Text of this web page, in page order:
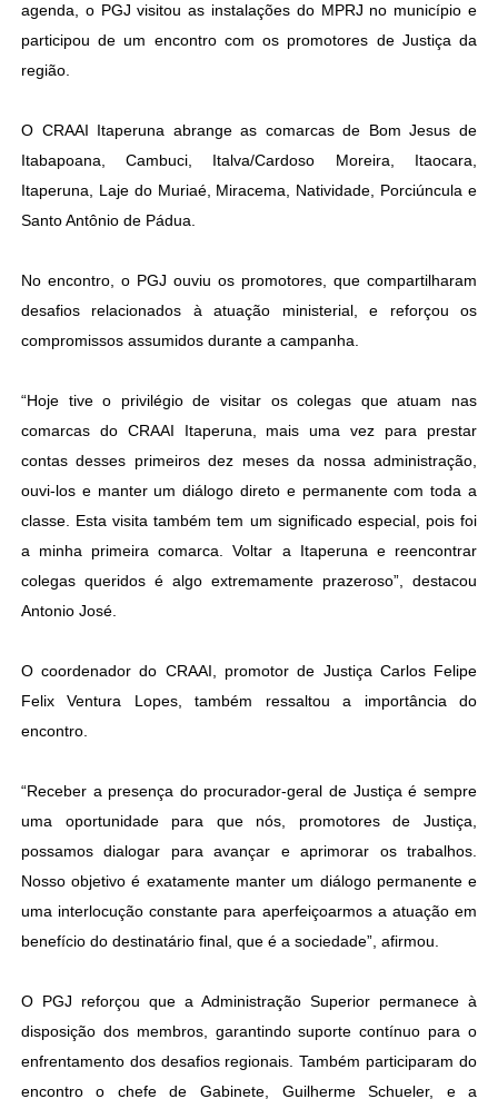
agenda, o PGJ visitou as instalações do MPRJ no município e
participou de um encontro com os promotores de Justiça da
região.
O CRAAI Itaperuna abrange as comarcas de Bom Jesus de
Itabapoana, Cambuci, Italva/Cardoso Moreira, Itaocara,
Itaperuna, Laje do Muriaé, Miracema, Natividade, Porciúncula e
Santo Antônio de Pádua.
No encontro, o PGJ ouviu os promotores, que compartilharam
desafios relacionados à atuação ministerial, e reforçou os
compromissos assumidos durante a campanha.
“Hoje tive o privilégio de visitar os colegas que atuam nas
comarcas do CRAAI Itaperuna, mais uma vez para prestar
contas desses primeiros dez meses da nossa administração,
ouvi-los e manter um diálogo direto e permanente com toda a
classe. Esta visita também tem um significado especial, pois foi
a minha primeira comarca. Voltar a Itaperuna e reencontrar
colegas queridos é algo extremamente prazeroso”, destacou
Antonio José.
O coordenador do CRAAI, promotor de Justiça Carlos Felipe
Felix Ventura Lopes, também ressaltou a importância do
encontro.
“Receber a presença do procurador-geral de Justiça é sempre
uma oportunidade para que nós, promotores de Justiça,
possamos dialogar para avançar e aprimorar os trabalhos.
Nosso objetivo é exatamente manter um diálogo permanente e
uma interlocução constante para aperfeiçoarmos a atuação em
benefício do destinatário final, que é a sociedade”, afirmou.
O PGJ reforçou que a Administração Superior permanece à
disposição dos membros, garantindo suporte contínuo para o
enfrentamento dos desafios regionais. Também participaram do
encontro o chefe de Gabinete, Guilherme Schueler, e a